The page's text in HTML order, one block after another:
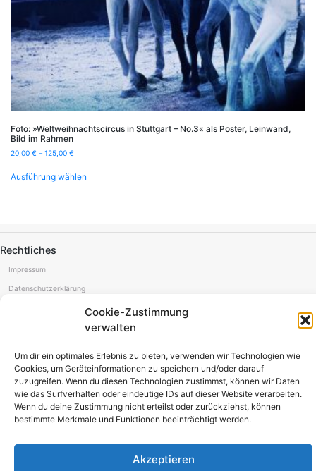
Cookie-Zustimmung
verwalten
Um dir ein optimales Erlebnis zu bieten, verwenden wir Technologien wie
Cookies, um Geräteinformationen zu speichern und/oder darauf
zuzugreifen. Wenn du diesen Technologien zustimmst, können wir Daten
wie das Surfverhalten oder eindeutige IDs auf dieser Website verarbeiten.
Wenn du deine Zustimmung nicht erteilst oder zurückziehst, können
bestimmte Merkmale und Funktionen beeinträchtigt werden.
Akzeptieren
Foto: »Weltweihnachtscircus in Stuttgart – No.3« als Poster, Leinwand,
Bild im Rahmen
20,00 € – 125,00 €
Ausführung wählen
auf.
Produktseite
gewählt
werden
Rechtliches
Impressum
Datenschutzerklärung
Aktuelle Blogbeiträge
Wenn das Design lehrt, bevor der Kurs beginnt
Kein loser Faden: Was Corporate Design für Änderungsschneidereien leisten muss
Tumblr – Die vielseitige Alternative zu Instagram und Pinterest